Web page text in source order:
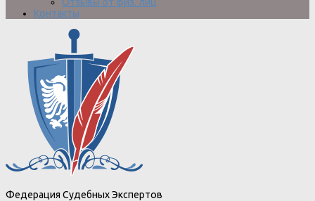
Отзывы от физ. лиц
Контакты
Федерация Судебных Экспертов